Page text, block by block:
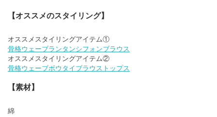
【オススメのスタイリング】
骨格ウェーブランタンシフォンブラウス
骨格ウェーブボウタイブラウストップス
【素材】
綿